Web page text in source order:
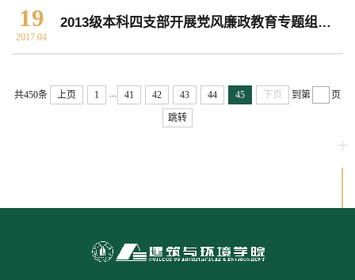
19
2017.04
2013级本科四支部开展党风廉政教育专题组织生活会
共450条 上页 1 ... 41 42 43 44 45 下页 到第 页
跳转